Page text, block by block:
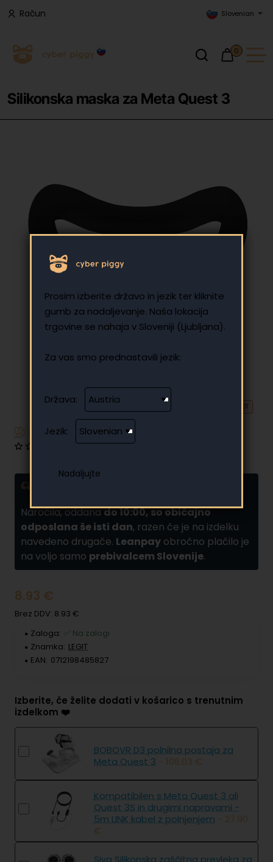
Prosim izberite državo in jezik ter kliknite
gumb za nadaljevanje. Naša lokacija
trgovine se nahaja v Sloveniji (Ljubljana).
Za vas smo prednastavili jezik:
Država:
Jezik:
Račun Slovenian
0
Silikonska maska za Meta Quest 3
🔥 HOT
Imate dodatna vprašanja?
Naročila, oddanado 10:00, so običajno
odposlana še isti dan, razen če je na izdelku
navedeno drugače. Leanpay obročno plačilo je
na voljo samo prebivalcem Slovenije.
0 mnenj • Napišite mnenje
8.93 €
Brez DDV: 8.93 €
Zaloga:
✅ Na zalogi
Znamka: LEGIT
EAN: 0712198485827
Izberite, če želite dodati v košarico s trenutnim
izdelkom ❤️
BOBOVR D3 polnilna postaja za
Meta Quest 3 - 106.03 €
Kompatibilen s Meta Quest 3 ali
Quest 3S in drugimi napravami -
5m LINK kabel z polnjenjem - 27.90
€
Siva Silikonska zaščitna prevleka za